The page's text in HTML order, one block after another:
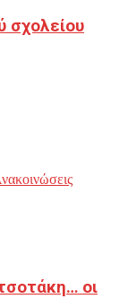
σχολείου
οι